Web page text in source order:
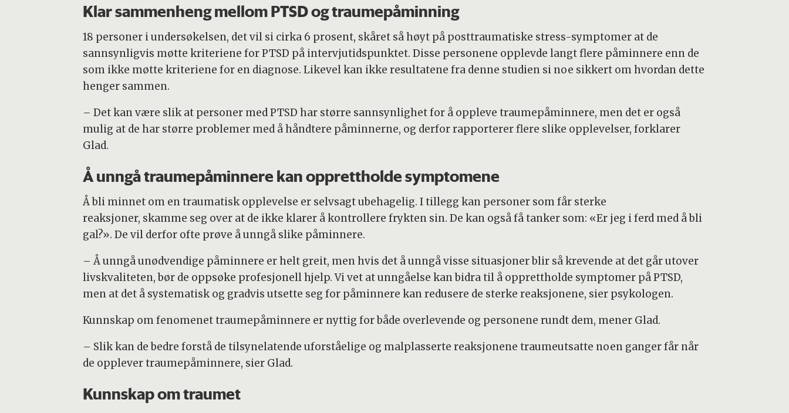
Klar sammenheng mellom PTSD og traumepåminning
18 personer i undersøkelsen, det vil si cirka 6 prosent, skåret så høyt på posttraumatiske stress-symptomer at de
sannsynligvis møtte kriteriene for PTSD på intervjutidspunktet. Disse personene opplevde langt flere påminnere enn de
som ikke møtte kriteriene for en diagnose. Likevel kan ikke resultatene fra denne studien si noe sikkert om hvordan dette
henger sammen.
– Det kan være slik at personer med PTSD har større sannsynlighet for å oppleve traumepåminnere, men det er også
mulig at de har større problemer med å håndtere påminnerne, og derfor rapporterer flere slike opplevelser, forklarer
Glad.
Å unngå traumepåminnere kan opprettholde symptomene
Å bli minnet om en traumatisk opplevelse er selvsagt ubehagelig. I tillegg kan personer som får sterke
reaksjoner, skamme seg over at de ikke klarer å kontrollere frykten sin. De kan også få tanker som: «Er jeg i ferd med å bli
gal?». De vil derfor ofte prøve å unngå slike påminnere.
– Å unngå unødvendige påminnere er helt greit, men hvis det å unngå visse situasjoner blir så krevende at det går utover
livskvaliteten, bør de oppsøke profesjonell hjelp. Vi vet at unngåelse kan bidra til å opprettholde symptomer på PTSD,
men at det å systematisk og gradvis utsette seg for påminnere kan redusere de sterke reaksjonene, sier psykologen.
Kunnskap om fenomenet traumepåminnere er nyttig for både overlevende og personene rundt dem, mener Glad.
– Slik kan de bedre forstå de tilsynelatende uforståelige og malplasserte reaksjonene traumeutsatte noen ganger får når
de opplever traumepåminnere, sier Glad.
Kunnskap om traumet